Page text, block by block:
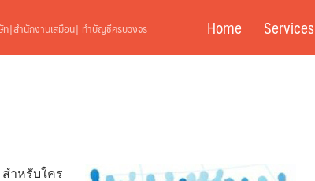
ท|สำนักงานเสมือน| ทำบัญชีครบวงจร Home Services
ำหรับใคร